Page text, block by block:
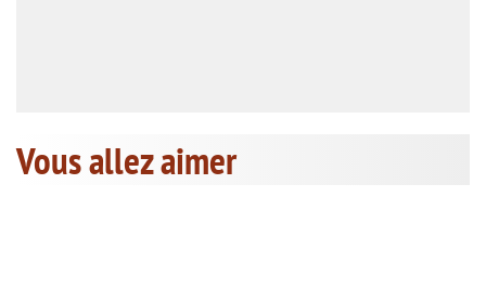
Vous allez aimer